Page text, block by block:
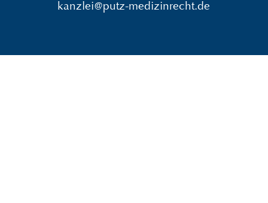
kanzlei@putz-medizinrecht.de